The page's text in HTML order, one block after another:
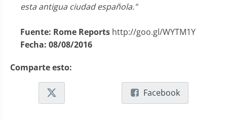
esta antigua ciudad española."
Fuente: Rome Reports http://goo.gl/WYTM1Y
Fecha: 08/08/2016
Comparte esto:
Facebook